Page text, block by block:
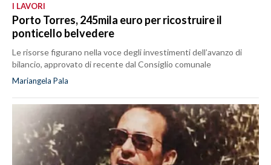
I LAVORI
Porto Torres, 245mila euro per ricostruire il
ponticello belvedere
Le risorse figurano nella voce degli investimenti dell’avanzo di
bilancio, approvato di recente dal Consiglio comunale
Mariangela Pala